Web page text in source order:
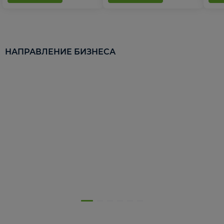
НАПРАВЛЕНИЕ БИЗНЕСА